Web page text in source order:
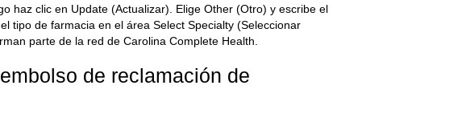
haz clic en Update (Actualizar). Elige Other (Otro) y escribe el
tipo de farmacia en el área Select Specialty (Seleccionar
parte de la red de Carolina Complete Health.
de reclamación de